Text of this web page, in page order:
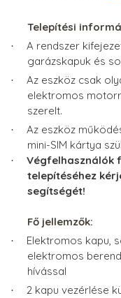
Telepítési
·
A rendszer
garázskapuk és
·
Az eszköz csak
elektromos
szerelt.
·
Az eszköz
mini-SIM kártya
·
Végfelhasználók
telepítéséhez
segítségét!
Fő jellemzők:
·
Elektromos kapu,
elektromos
hívással
·
2 kapu vezérlése